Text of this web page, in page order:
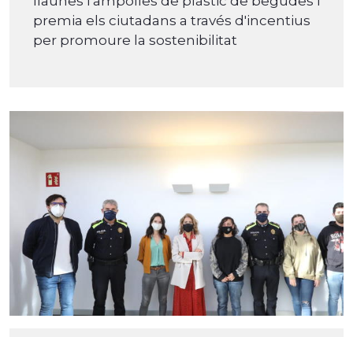
premia els ciutadans a través d'incentius
per promoure la sostenibilitat